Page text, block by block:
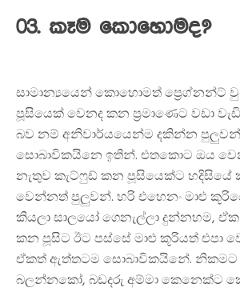
03. කෑම කොහොමද?
සාමාන්‍යයෙන් කොහොමත් ප්‍රෙග්නන්ට්
පූසියෙක් වෙනද කන ප්‍රමාණෙට වඩා
බව නම් අනිවාර්යයෙන්ම දකින්න
සොබාවිකයිනෙ ඉතින්. එතකොට ඔය
නැතුව කැට්ෆුඩ් කන පූසියෙක්ට හදිසියේ
වෙන්නත් පුලුවන්. හරි එහෙනං මාළු
කියලා සාලයෝ ගෙනැල්ලා දුන්නහම,
කන පූසිට ඊට පස්සේ මාළු කූරියත් එපා
ඒකත් ඇත්තටම සොබාවිකයිනේ. නිකමට
බලන්නකෝ, බඩදරු අම්මා කෙනෙක්ට